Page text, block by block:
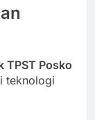
TPST Posko
teknologi